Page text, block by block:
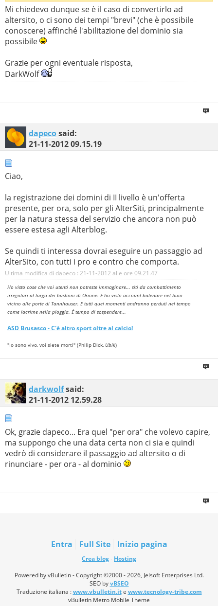
Mi chiedevo dunque se è il caso di convertirlo ad
altersito, o ci sono dei tempi "brevi" (che è possibile
conoscere) affinché l'abilitazione del dominio sia
possibile
Grazie per ogni eventuale risposta,
DarkWolf
dapecosaid:
21-11-201209.15.19
Ciao,
la registrazione dei domini di II livello è un'offerta
presente, per ora, solo per gli AlterSiti, principalmente
per la natura stessa del servizio che ancora non può
essere estesa agli Alterblog.
Se quindi ti interessa dovrai eseguire un passaggio ad
AlterSito, con tutti i pro e contro che comporta.
Ultima modifica di dapeco : 21-11-2012 alle ore 09.21.47
Ho visto cose che voi utenti non potreste immaginare... siti da combattimento
irregolari al largo dei bastioni di Orione. E ho visto account balenare nel buio
vicino alle porte di Tannhauser. E tutti quei momenti andranno perduti nel tempo
come lacrime nella pioggia. È tempo di sospendere...
ASD Brusasco- C'è altro sport oltre al calcio!
"Io sono vivo, voi siete morti" (Philip Dick, Ubik)
darkwolfsaid:
21-11-2012 12.59.28
Ok, grazie dapeco... Era quel "per ora" che volevo capire,
ma suppongo che una data certa non ci sia e quindi
vedrò di considerare il passaggio ad altersito o di
rinunciare - per ora - al dominio
Entra Full Site Inizio pagina
Crea blog- Hosting
Powered by vBulletin - Copyright ©2000 - 2026, Jelsoft Enterprises Ltd.
SEO byvBSEO
Traduzione italiana :www.vbulletin.ite www.tecnology-tribe.com
vBulletin Metro Mobile Theme